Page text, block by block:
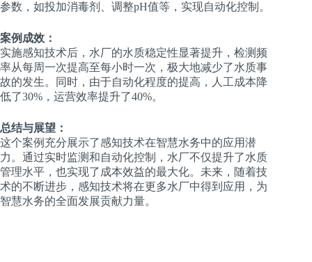
参数，如投加消毒剂、调整pH值等，实现自动化控制。
案例成效：
实施感知技术后，水厂的水质稳定性显著提升，检测频
率从每周一次提高至每小时一次，极大地减少了水质事
故的发生。同时，由于自动化程度的提高，人工成本降
低了30%，运营效率提升了40%。
总结与展望：
这个案例充分展示了感知技术在智慧水务中的应用潜
力。通过实时监测和自动化控制，水厂不仅提升了水质
管理水平，也实现了成本效益的最大化。未来，随着技
术的不断进步，感知技术将在更多水厂中得到应用，为
智慧水务的全面发展贡献力量。